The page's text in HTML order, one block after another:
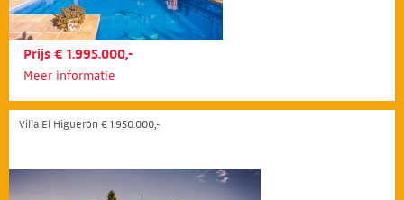
Prijs € 1.995.000,-
Meer informatie
Villa El Higuerón € 1.950.000,-